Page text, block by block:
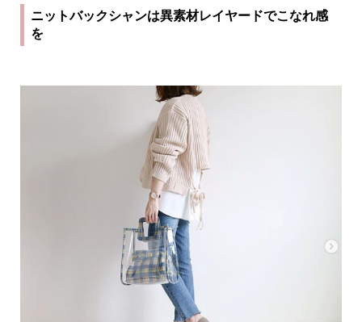
ニットバックシャンは異素材レイヤードでこなれ感
を